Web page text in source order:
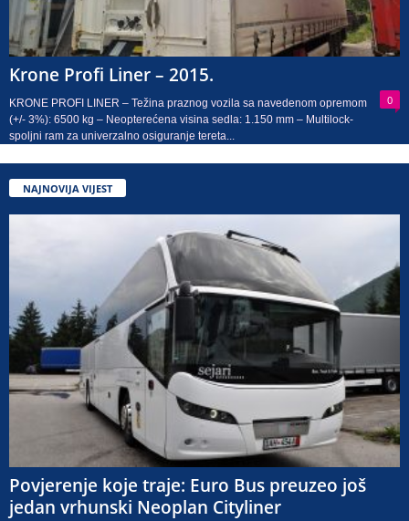
Krone Profi Liner – 2015.
0
KRONE PROFI LINER – Težina praznog vozila sa navedenom opremom
(+/- 3%): 6500 kg – Neopterećena visina sedla: 1.150 mm – Multilock-
spoljni ram za univerzalno osiguranje tereta...
NAJNOVIJA VIJEST
Povjerenje koje traje: Euro Bus preuzeo još
jedan vrhunski Neoplan Cityliner